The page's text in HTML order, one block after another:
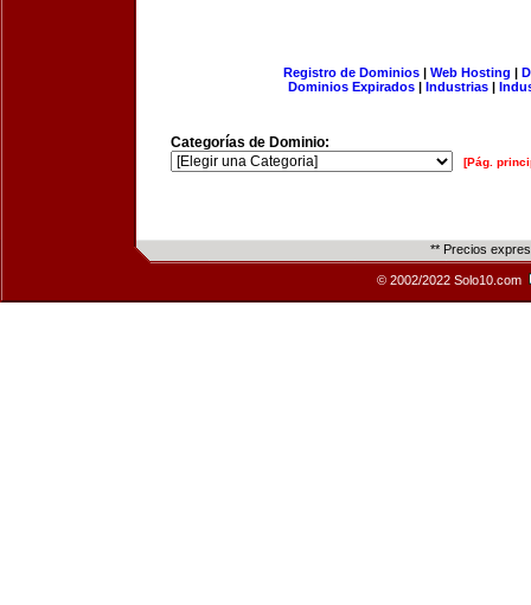
Registro de Dominios| Web Hosting |
Dominios Expirados | Industrias |
Categorías de Dominio:
[Pág.
** Precios
© 2002/2022 Solo10.com